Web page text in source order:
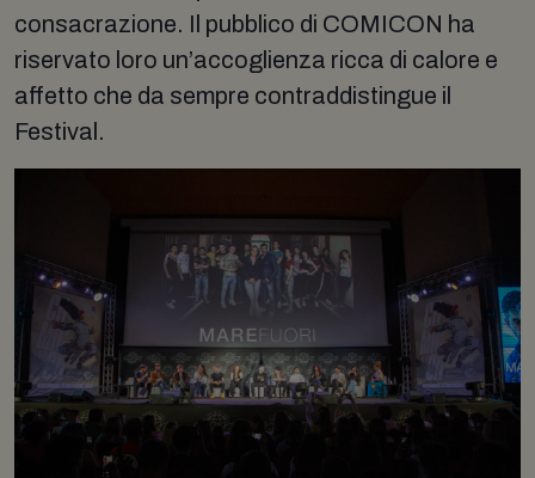
consacrazione. Il pubblico di COMICON ha
riservato loro un’accoglienza ricca di calore e
affetto che da sempre contraddistingue il
Festival.